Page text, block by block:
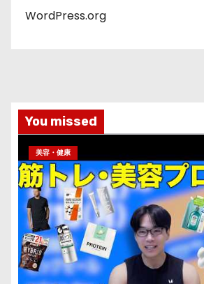
WordPress.org
You missed
美容・健康